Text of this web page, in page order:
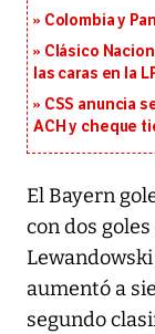
Colombia y
Clásico
las caras en la
CSS anuncia
ACH y cheque
El Bayern
con dos
aumentó a
segundo